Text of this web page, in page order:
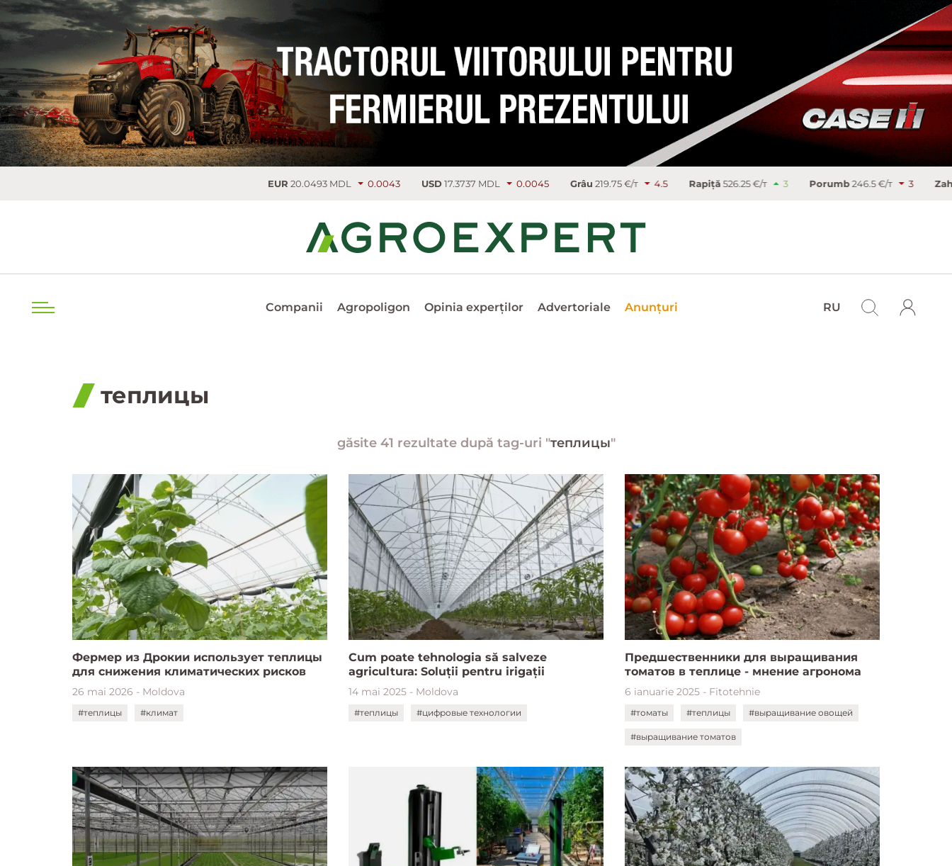
20.0493 MDL 0.0043 USD17.3737 MDL 0.0045 Grâu219.75 €/т 4.5 Rapiţă526.25 €/т 3 Porumb246.5 €/т 3 Zahăr486.9 €/т
Companii Agropoligon Opinia experților Advertoriale Anunțuri RU
теплицы
găsite 41 rezultate după tag-uri "теплицы"
Фермер из Дрокии использует теплицы
для снижения климатических рисков
26 mai 2026 - Moldova
#теплицы #климат
Cum poate tehnologia să salveze
agricultura: Soluții pentru irigații
14 mai 2025 - Moldova
#теплицы #цифровые технологии
Предшественники для выращивания
томатов в теплице - мнение агронома
6 ianuarie 2025 - Fitotehnie
#томаты #теплицы #выращивание овощей
#выращивание томатов